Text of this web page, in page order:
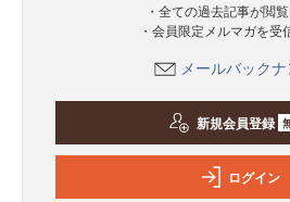
・全ての過去記事が閲
・会員限定メルマガを受
メールバック
新規会員登録
ログイン